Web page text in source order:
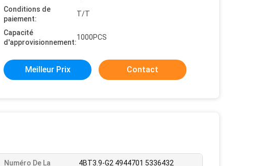
Conditions de
paiement:
T/T
Capacité
d'approvisionnement:
1000PCS
Meilleur Prix Contact
Numéro De La
4BT3.9-G2 4944701 5336432